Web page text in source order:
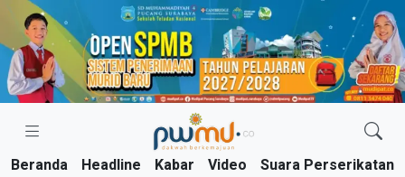
Skip
content
Beranda Headline Kabar Video Suara Perserikatan